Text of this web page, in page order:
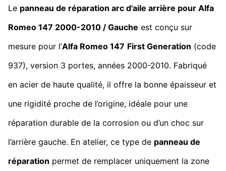
Le panneau de réparation arc d'aile arrière pour Alfa
Romeo 147 2000-2010 / Gauche est conçu sur
mesure pour l’Alfa Romeo 147 First Generation (code
937), version 3 portes, années 2000-2010. Fabriqué
en acier de haute qualité, il offre la bonne épaisseur et
une rigidité proche de l’origine, idéale pour une
réparation durable de la corrosion ou d’un choc sur
l’arrière gauche. En atelier, ce type de panneau de
réparation permet de remplacer uniquement la zone